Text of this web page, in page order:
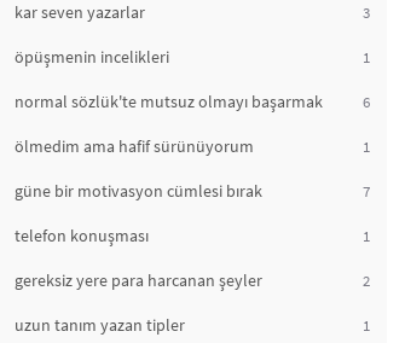
kar seven yazarlar 3
öpüşmenin incelikleri 1
normal sözlük'te mutsuz olmayı başarmak 6
ölmedim ama hafif sürünüyorum 1
güne bir motivasyon cümlesi bırak 7
telefon konuşması 1
gereksiz yere para harcanan şeyler 2
uzun tanım yazan tipler 1